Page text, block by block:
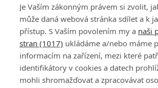
DISKUZE
Je Vaším zákonným právem si zvolit,
může daná webová stránka sdílet a k
přístup. S Vaším povolením my a naši
stran (1017) ukládáme a/nebo máme
informacím na zařízení, mezi které
identifikátory v cookies a datech
mohli shromažďovat a zpracovávat